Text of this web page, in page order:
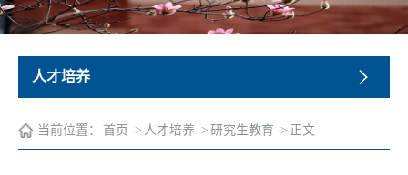
人才培养
当前位置： 首页 -> 人才培养 -> 研究生教育 -> 正文